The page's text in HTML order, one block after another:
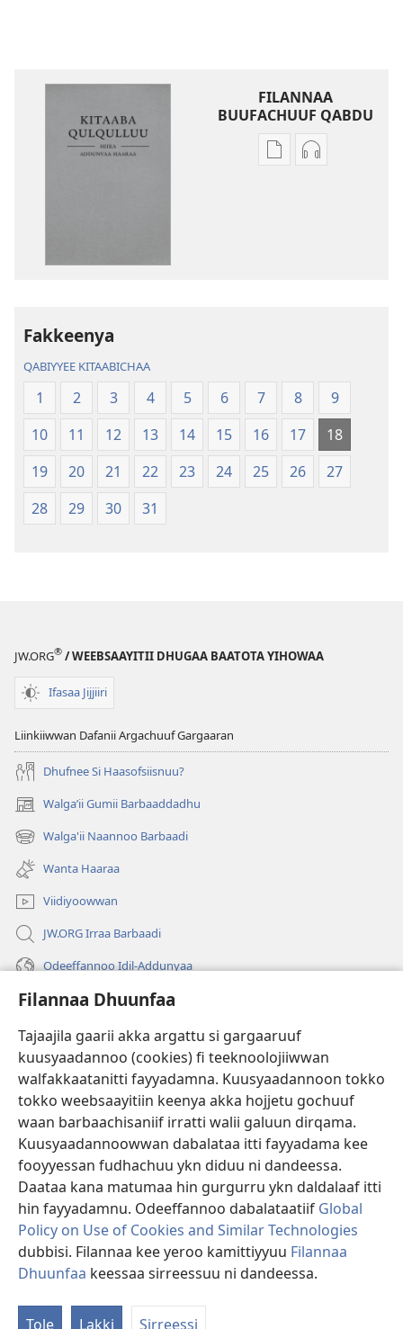
Filannaa Dhuunfaa
Tajaajila gaarii akka argattu si gargaaruuf
kuusyaadannoo (cookies) fi teeknoolojiiwwan
walfakkaatanitti fayyadamna. Kuusyaadannoon tokko
tokko weebsaayitiin keenya akka hojjetu gochuuf
waan barbaachisaniif irratti walii galuun dirqama.
Kuusyaadannoowwan dabalataa itti fayyadama kee
fooyyessan fudhachuu ykn diduu ni dandeessa.
Daataa kana matumaa hin gurgurru ykn daldalaaf itti
hin fayyadamnu. Odeeffannoo dabalataatiif Global
Policy on Use of Cookies and Similar Technologies
dubbisi. Filannaa kee yeroo kamittiyyuu Filannaa
Dhuunfaa keessaa sirreessuu ni dandeessa.
Tole Lakki Sirreessi
FILANNAA
BUUFACHUUF QABDU
Filannaawwan
Fakkeenya
QABIYYEE KITAABICHAA
1 2 3 4 5 6 7 8
9
10
11 12 13 14 15 16 17
18
19
20 21 22 23 24 25 26
27
28
29 30 31
JW.ORG® / WEEBSAAYITII DHUGAA BAATOTA YIHOWAA
Ifasaa Jijjiiri
Liinkiiwwan Dafanii Argachuuf Gargaaran
Dhufnee Si Haasofsiisnuu?
Walgaʼii Gumii Barbaaddadhu
(opens
new
window)
Walga'ii Naannoo Barbaadi
(opens
new
window)
Wanta Haaraa
Viidiyoowwan
JW.ORG Irraa Barbaadi
Odeeffannoo Idil-Addunyaa
Gargaarsa
Buusii
(opens
window)"LAAYIBRARII INTARNEETIIRRAA"
(opens
new
window)
®
(opens
new
window)Appilikeeshinii JW Library
Copyright© 2026 Watch Tower Bible and Tract Society of Pennsylvania.
WALII GALTEE|IMAAMMATA MATEENYAA| FILANNAA DHUUNFAA